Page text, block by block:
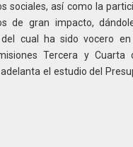
sociales, así como la
de gran impacto,
cual ha sido vocero en
Tercera y Cuarta
el estudio del